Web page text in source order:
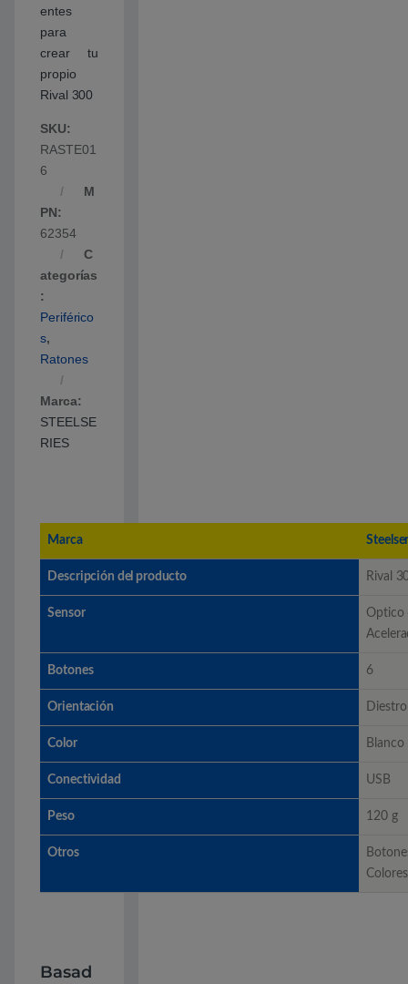
entes
para
crear tu
propio
Rival 300
SKU:
RASTE01
6
M
PN:
62354
C
ategorías
:
Periférico
s,
Ratones
Marca:
STEELSE
RIES
Marca
Descripción del producto Rival
Sensor
Optico
Botones 6
Orientación Diestro
Color Blanco
Conectividad USB
Peso 120 g
Otros
Basad